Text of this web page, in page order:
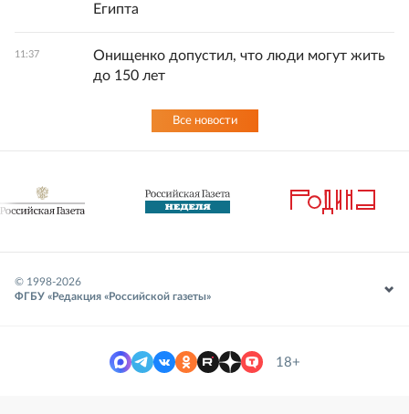
Египта
11:37
Онищенко допустил, что люди могут жить
до 150 лет
Все новости
© 1998-2026
ФГБУ «Редакция «Российской газеты»
18+